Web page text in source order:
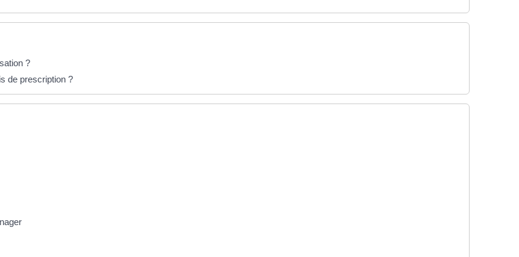
?
de prescription ?